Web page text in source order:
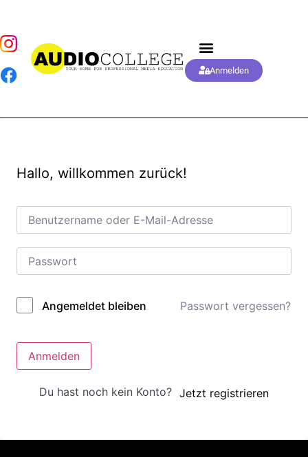
Anmelden
Hallo, willkommen zurück!
Alternative:
Angemeldet bleiben Passwort vergessen?
Anmelden
Du hast noch kein Konto? Jetzt registrieren